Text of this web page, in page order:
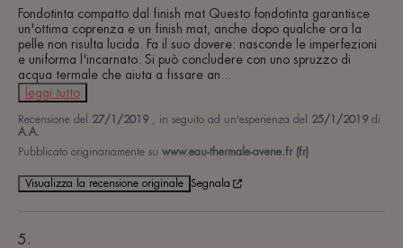
Fondotinta compatto dal finish mat Questo fondotinta garantisce
un'ottima coprenza e un finish mat, anche dopo qualche ora la
pelle non risulta lucida. Fa il suo dovere: nasconde le imperfezioni
e uniforma l'incarnato. Si può concludere con uno spruzzo di
acqua termale che aiuta a fissare an
leggi tutto
Recensione del 27/1/2019 , in seguito ad un'esperienza del 25/1/2019 di
A.A.
Pubblicato originariamente su www.eau-thermale-avene.fr (fr)
Visualizza la recensione originale Segnala